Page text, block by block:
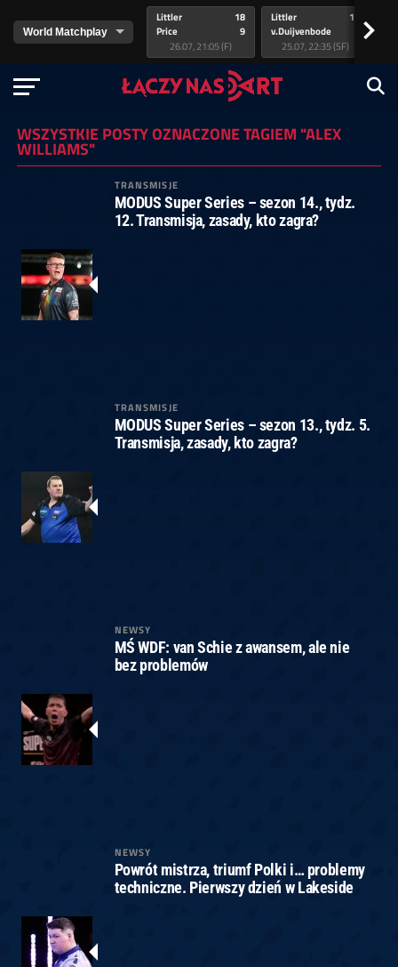
Littler
Price
18
9
26.07, 21:05 (F)
Littler
v.Duijvenbode
17
25.07, 22:35 (SF)
>
WSZYSTKIE POSTY OZNACZONE TAGIEM "ALEX
WILLIAMS"
TRANSMISJE
MODUS Super Series – sezon 14., tydz.
12. Transmisja, zasady, kto zagra?
TRANSMISJE
MODUS Super Series – sezon 13., tydz. 5.
Transmisja, zasady, kto zagra?
NEWSY
MŚ WDF: van Schie z awansem, ale nie
bez problemów
NEWSY
Powrót mistrza, triumf Polki i… problemy
techniczne. Pierwszy dzień w Lakeside